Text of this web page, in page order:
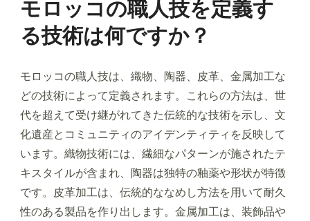
モロッコの職人技を定義す
る技術は何ですか？
モロッコの職人技は、織物、陶器、皮革、金属加工な
どの技術によって定義されます。これらの方法は、世
代を超えて受け継がれてきた伝統的な技術を示し、文
化遺産とコミュニティのアイデンティティを反映して
います。織物技術には、繊細なパターンが施されたテ
キスタイルが含まれ、陶器は独特の釉薬や形状が特徴
です。皮革加工は、伝統的ななめし方法を用いて耐久
性のある製品を作り出します。金属加工は、装飾品や